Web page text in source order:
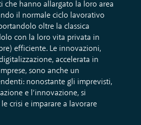
che hanno allargato la loro area
il normale ciclo lavorativo
oltre la classica
con la loro vita privata in
efficiente. Le innovazioni,
accelerata in
sono anche un
nonostante gli imprevisti,
e l’innovazione, si
crisi e imparare a lavorare